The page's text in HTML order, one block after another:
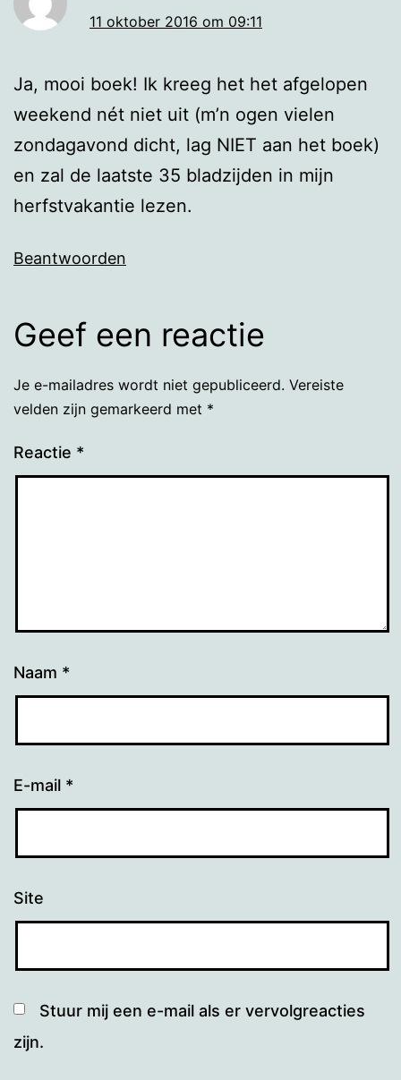
11 oktober 2016 om 09:11
Ja, mooi boek! Ik kreeg het het afgelopen
weekend nét niet uit (m’n ogen vielen
zondagavond dicht, lag NIET aan het boek)
en zal de laatste 35 bladzijden in mijn
herfstvakantie lezen.
Beantwoorden
Geef een reactie
Je e-mailadres wordt niet gepubliceerd. Vereiste
velden zijn gemarkeerd met *
Reactie *
Naam *
E-mail *
Site
Stuur mij een e-mail als er vervolgreacties
zijn.